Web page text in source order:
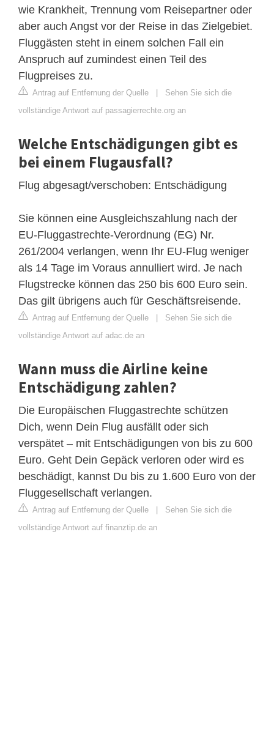
wie Krankheit, Trennung vom Reisepartner oder
aber auch Angst vor der Reise in das Zielgebiet.
Fluggästen steht in einem solchen Fall ein
Anspruch auf zumindest einen Teil des
Flugpreises zu.
Antrag auf Entfernung der Quelle | Sehen Sie sich die
vollständige Antwort auf passagierrechte.org an
Welche Entschädigungen gibt es
bei einem Flugausfall?
Flug abgesagt/verschoben: Entschädigung
Sie können eine Ausgleichszahlung nach der
EU-Fluggastrechte-Verordnung (EG) Nr.
261/2004 verlangen, wenn Ihr EU-Flug weniger
als 14 Tage im Voraus annulliert wird. Je nach
Flugstrecke können das 250 bis 600 Euro sein.
Das gilt übrigens auch für Geschäftsreisende.
Antrag auf Entfernung der Quelle | Sehen Sie sich die
vollständige Antwort auf adac.de an
Wann muss die Airline keine
Entschädigung zahlen?
Die Europäischen Fluggastrechte schützen
Dich, wenn Dein Flug ausfällt oder sich
verspätet – mit Entschädigungen von bis zu 600
Euro. Geht Dein Gepäck verloren oder wird es
beschädigt, kannst Du bis zu 1.600 Euro von der
Fluggesellschaft verlangen.
Antrag auf Entfernung der Quelle | Sehen Sie sich die
vollständige Antwort auf finanztip.de an